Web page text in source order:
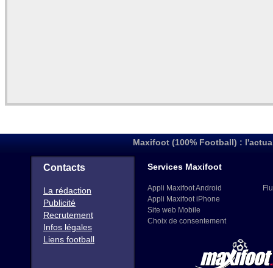
Maxifoot (100% Football) :
Contacts
La rédaction
Publicité
Recrutement
Infos légales
Liens football
Services Maxifoot
Appli Maxifoot Android
Appli Maxifoot iPhone
Site web Mobile
Choix de consentement